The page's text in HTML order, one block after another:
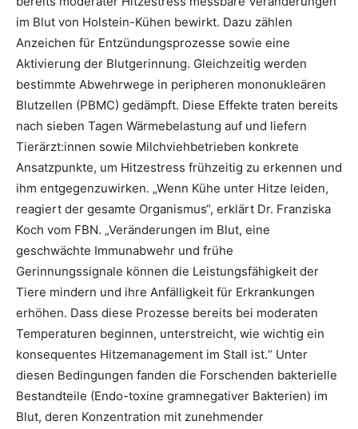
im Blut von Holstein-Kühen bewirkt. Dazu zählen
Anzeichen für Entzündungsprozesse sowie eine
Aktivierung der Blutgerinnung. Gleichzeitig werden
bestimmte Abwehrwege in peripheren mononukleären
Blutzellen (PBMC) gedämpft. Diese Effekte traten bereits
nach sieben Tagen Wärmebelastung auf und liefern
Tierärzt:innen sowie Milchviehbetrieben konkrete
Ansatzpunkte, um Hitzestress frühzeitig zu erkennen und
ihm entgegenzuwirken. „Wenn Kühe unter Hitze leiden,
reagiert der gesamte Organismus“, erklärt Dr. Franziska
Koch vom FBN. „Veränderungen im Blut, eine
geschwächte Immunabwehr und frühe
Gerinnungssignale können die Leistungsfähigkeit der
Tiere mindern und ihre Anfälligkeit für Erkrankungen
erhöhen. Dass diese Prozesse bereits bei moderaten
Temperaturen beginnen, unterstreicht, wie wichtig ein
konsequentes Hitzemanagement im Stall ist.“ Unter
diesen Bedingungen fanden die Forschenden bakterielle
Bestandteile (Endo-toxine gramnegativer Bakterien) im
Blut, deren Konzentration mit zunehmender